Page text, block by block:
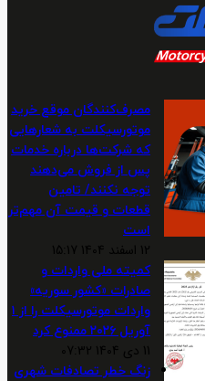
مصرف‌کنندگان موقع خرید
موتورسیکلت به شعارهایی
که شرکت‌ها درباره خدمات
پس از فروش می‌دهند
توجه نکنند/ تامین
قطعات و قیمت آن مهم‌تر
است
12 اسفند 1404 15:17
کمیته ملی واردات و
صادرات «کشور سوریه»
واردات موتورسیکلت را از ۱
آوریل ۲۰۲۶ ممنوع کرد
11 دی 1404 07:32
زنگ خطر تصادفات شهری